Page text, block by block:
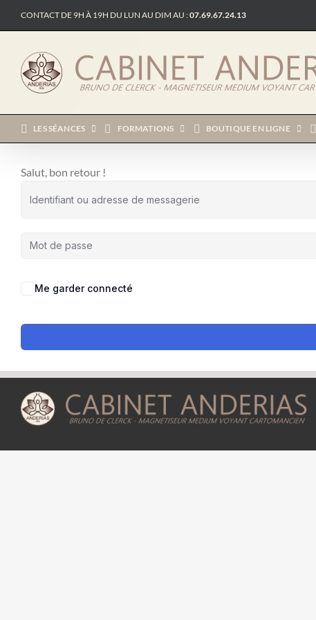
CONTACT DE 9H À 19H DU LUN AU DIM AU :07.69.67.24.13
LES SÉANCES FORMATIONS BOUTIQUE EN LIGNE
Salut, bon retour !
Me garder connecté